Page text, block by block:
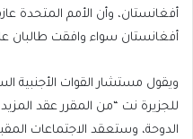
أفغانستان، وأن الأمم المتحدة
أفغانستان سواء وافقت طالبان
ويقول مستشار القوات الأجنبية
للجزيرة نت “من المقرر عقد
الدوحة، وستعقد الاجتماعات